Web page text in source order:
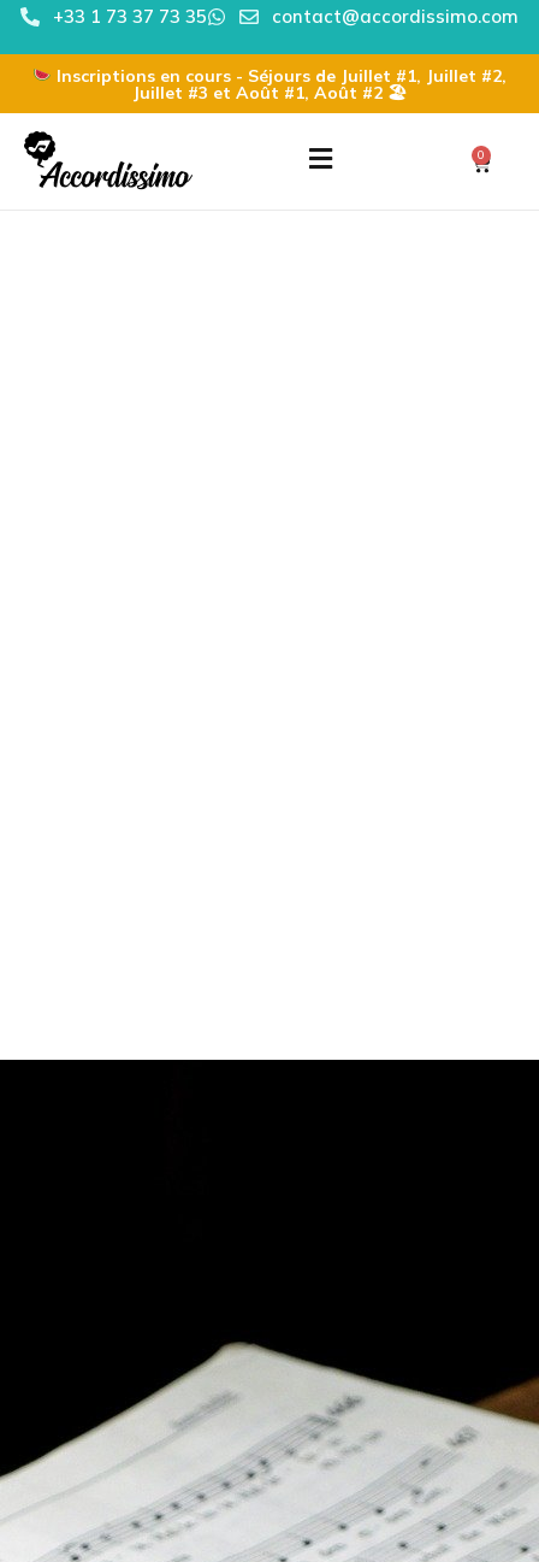
+33 1 73 37 73 35 contact@accordissimo.com
Inscriptions en cours - Séjours de Juillet #1, Juillet #2,
Juillet #3 et Août #1, Août #2 🏖
0